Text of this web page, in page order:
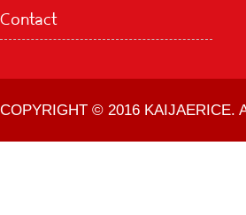
Contact
COPYRIGHT © 2016 KAIJAERICE.